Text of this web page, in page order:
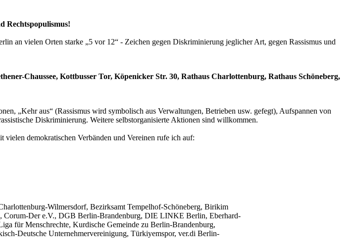
Rechtspopulismus!
an vielen Orten starke „5 vor 12“ - Zeichen gegen Diskriminierung jeglicher Art, gegen Rassismus und
Chaussee, Kottbusser Tor, Köpenicker Str. 30, Rathaus Charlottenburg, Rathaus Schöneberg,
„Kehr aus“ (Rassismus wird symbolisch aus Verwaltungen, Betrieben usw. gefegt), Aufspannen von
Diskriminierung. Weitere selbstorganisierte Aktionen sind willkommen.
vielen demokratischen Verbänden und Vereinen rufe ich auf:
Wilmersdorf, Bezirksamt Tempelhof-Schöneberg, Birikim
Der e.V., DGB Berlin-Brandenburg, DIE LINKE Berlin, Eberhard-
für Menschrechte, Kurdische Gemeinde zu Berlin-Brandenburg,
Deutsche Unternehmervereinigung, Türkiyemspor, ver.di Berlin-